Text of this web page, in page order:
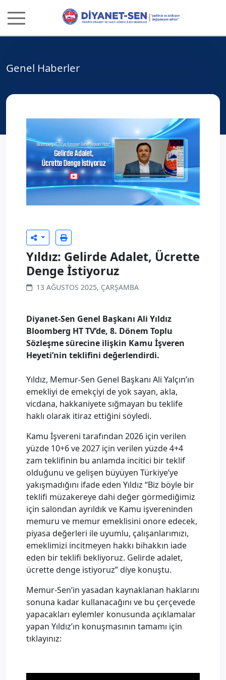
Genel Haberler
Yıldız: Gelirde Adalet, Ücrette
Denge İstiyoruz
13 AĞUSTOS 2025, ÇARŞAMBA
Diyanet-Sen Genel Başkanı Ali Yıldız
Bloomberg HT TV’de, 8. Dönem Toplu
Sözleşme sürecine ilişkin Kamu İşveren
Heyeti’nin teklifini değerlendirdi.
Yıldız, Memur-Sen Genel Başkanı Ali Yalçın’ın
emekliyi de emekçiyi de yok sayan, akla,
vicdana, hakkaniyete sığmayan bu teklife
haklı olarak itiraz ettiğini söyledi.
Kamu İşvereni tarafından 2026 için verilen
yüzde 10+6 ve 2027 için verilen yüzde 4+4
zam teklifinin bu anlamda incitici bir teklif
olduğunu ve gelişen büyüyen Türkiye’ye
yakışmadığını ifade eden Yıldız “Biz böyle bir
teklifi müzakereye dahi değer görmediğimiz
için salondan ayrıldık ve Kamu işvereninden
memuru ve memur emeklisini onore edecek,
piyasa değerleri ile uyumlu, çalışanlarımızı,
emeklimizi incitmeyen hakkı bihakkın iade
eden bir teklifi bekliyoruz. Gelirde adalet,
ücrette denge istiyoruz” diye konuştu.
Memur-Sen’in yasadan kaynaklanan haklarını
sonuna kadar kullanacağını ve bu çerçevede
yapacakları eylemler konusunda açıklamalar
yapan Yıldız’ın konuşmasının tamamı için
tıklayınız: